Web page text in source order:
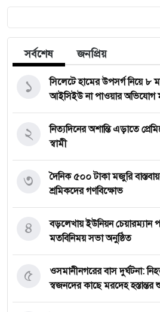
সর্বশেষ জনপ্রিয়
সিলেটে হামের উপসর্গ নিয়ে ৮
আইসিইউ না পাওয়ার অভিযোগ
১
নিত্যদিনের অশান্তি এড়াতে
স্বামী
২
দৈনিক ৫০০ টাকা মজুরি
শ্রমিকদের গণবিক্ষোভ
৩
বড়লেখায় ইউনিয়ন চেয়ারম্যান
মতবিনিময় সভা অনুষ্ঠিত
৪
‎ওসমানীনগরের বাস দুর্ঘটনা:
স্বজনদের কাছে মরদেহ হস্তান্তর
৫